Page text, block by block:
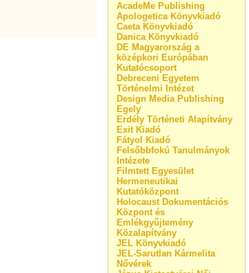
AcadeMe Publishing
Apologetica Könyvkiadó
Caeta Könyvkiadó
Danica Könyvkiadó
DE Magyarország a
középkori Európában
Kutatócsoport
Debreceni Egyetem
Történelmi Intézet
Design Media Publishing
Egely
Erdély Történeti Alapítvány
Exit Kiadó
Fátyol Kiadó
Felsőbbfokú Tanulmányok
Intézete
Filmtett Egyesület
Hermeneutikai
Kutatóközpont
Holocaust Dokumentációs
Központ és
Emlékgyűjtemény
Közalapítvány
JEL Könyvkiadó
JEL-Sarutlan Kármelita
Nővérek